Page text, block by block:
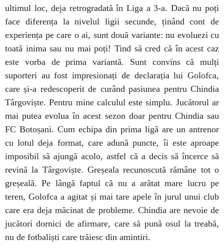
ultimul loc, deja retrogradată în Liga a 3-a. Dacă nu poți
face diferența la nivelul ligii secunde, ținând cont de
experiența pe care o ai, sunt două variante: nu evoluezi cu
toată inima sau nu mai poți! Tind să cred că în acest caz
este vorba de prima variantă. Sunt convins că mulți
suporteri au fost impresionați de declarația lui Golofca,
care și-a redescoperit de curând pasiunea pentru Chindia
Târgoviște. Pentru mine calculul este simplu. Jucătorul ar
mai putea evolua în acest sezon doar pentru Chindia sau
FC Botoșani. Cum echipa din prima ligă are un antrenor
cu lotul deja format, care adună puncte, îi este aproape
imposibil să ajungă acolo, astfel căa decis să încerce să
revină la Târgoviște. Greșeala recunoscută rămâne tot o
greșeală. Pe lângă faptul că nu a arătat mare lucru pe
teren, Golofca a agitat și mai tare apele în jurul unui club
care era deja măcinat de probleme. Chindia are nevoie de
jucători dornici de afirmare, care să pună osul la treabă,
nu de fotbaliști care trăiesc din amintiri.